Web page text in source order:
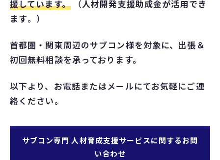
援しています。（人材開発支援助成金が活用でき
ます。）
首都圏・関東周辺のサブコン様を対象に、出張＆
初回無料相談を承っております。
以下より、お電話またはメールにてお気軽にご連
絡ください。
サブコン専門 人材育成支援サービスに関するお問
い合わせ